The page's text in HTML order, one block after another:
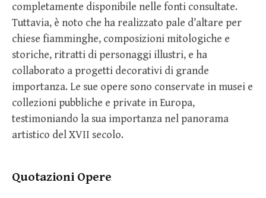
completamente disponibile nelle fonti consultate.
Tuttavia, è noto che ha realizzato pale d’altare per
chiese fiamminghe, composizioni mitologiche e
storiche, ritratti di personaggi illustri, e ha
collaborato a progetti decorativi di grande
importanza. Le sue opere sono conservate in musei e
collezioni pubbliche e private in Europa,
testimoniando la sua importanza nel panorama
artistico del XVII secolo.
Quotazioni Opere